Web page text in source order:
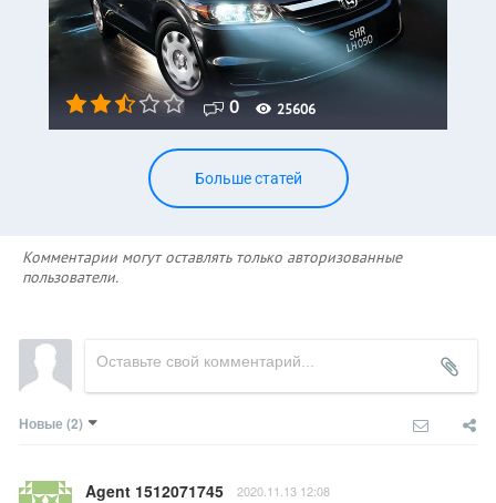
0 25606
Больше статей
Комментарии могут оставлять только авторизованные
пользователи.
Новые (2)
Agent 1512071745 2020.11.13 12:08